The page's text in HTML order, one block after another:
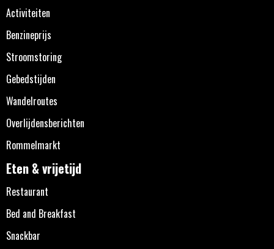
Activiteiten
Benzineprijs
Stroomstoring
Gebedstijden
Wandelroutes
Overlijdensberichten
Rommelmarkt
Eten & vrijetijd
Restaurant
Bed and Breakfast
Snackbar